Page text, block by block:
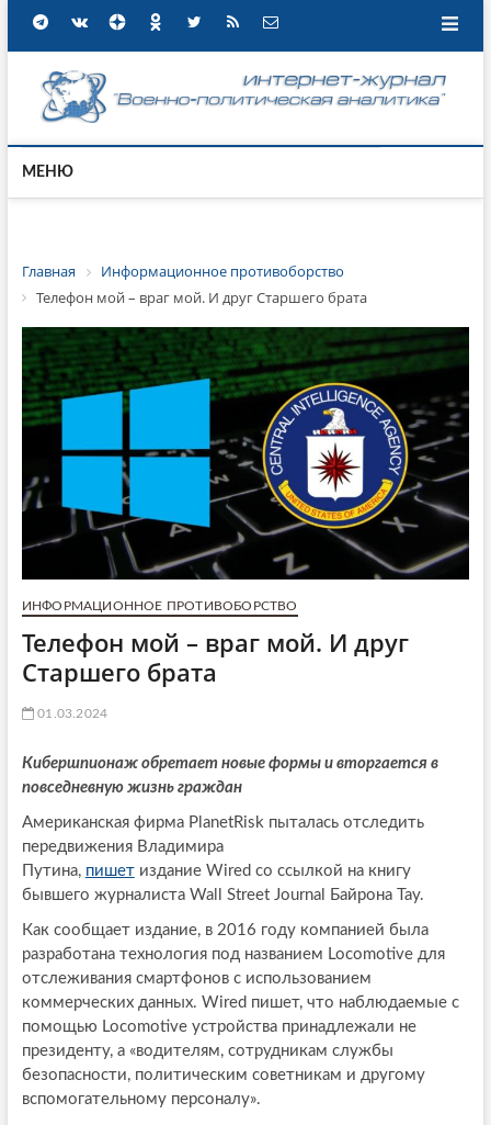
МЕНЮ
Главная
Информационное противоборство
Телефон мой – враг мой. И друг Старшего брата
ИНФОРМАЦИОННОЕ ПРОТИВОБОРСТВО
Телефон мой – враг мой. И друг
Старшего брата
01.03.2024
Кибершпионаж обретает новые формы и вторгается в
повседневную жизнь граждан
Американская фирма PlanetRisk пыталась отследить
передвижения Владимира
Путина, пишетиздание Wired со ссылкой на книгу
бывшего журналиста Wall Street Journal Байрона Тау.
Как сообщает издание, в 2016 году компанией была
разработана технология под названием Locomotive для
отслеживания смартфонов с использованием
коммерческих данных. Wired пишет, что наблюдаемые с
помощью Locomotive устройства принадлежали не
президенту, а «водителям, сотрудникам службы
безопасности, политическим советникам и другому
вспомогательному персоналу».